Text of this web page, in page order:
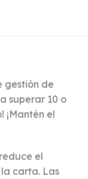
gestión de
superar 10 o
¡Mantén el
el
carta. Las